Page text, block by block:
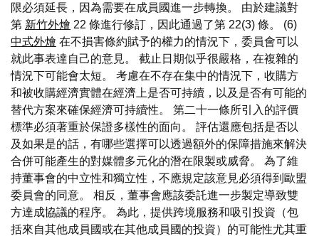
限必須延長，因為需要在成員國進一步轉換。 由於建議對
第 新竹外燴 22 條進行修訂，因此通過了第 22(3) 條。 (6)
中式外燴 在不損害條約賦予的權力的情況下，委員會可以
就此事表達自己的意見。 截止日期似乎很嚴格，在複雜的
情況下可能會太短。 考慮在不存在集中的情況下，收購方
和被收購經濟實體在經濟上是否可持續，以及是否有可能的
替代方案來確保經濟可持續性。 第二十一條所引入的評價
標準必須著重於保證多樣性的面向。 評估還應包括是否以
及如果是的話，有哪些選擇可以透過額外的保障措施來解決
合併可能產生的對媒體多元化的潛在限製或威脅。 為了維
持董事會的中立性和獨立性，不應規定該意見必須得到歐盟
委員會的同意。 相反，董事會應該委託進一步製定導致雙
方達成協議的程序。 為此，提供跨境服務和吸引投資（包
括來自其他成員國或在其他成員國的投資）的可能性尤其重